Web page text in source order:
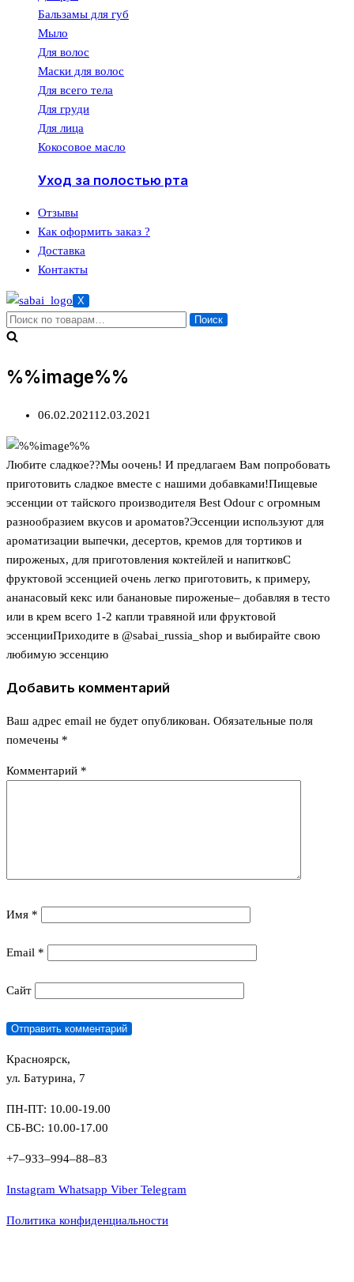
Бальзамы для губ
Мыло
Для волос
Маски для волос
Для всего тела
Для груди
Для лица
Кокосовое масло
Уход за полостью рта
Отзывы
Как оформить заказ ?
Доставка
Контакты
X
Искать: Поиск
%%image%%
06.02.202112.03.2021
Любите сладкое??Мы оочень! И предлагаем Вам попробовать
приготовить сладкое вместе с нашими добавками!Пищевые
эссенции от тайского производителя Best Odour с огромным
разнообразием вкусов и ароматов?Эссенции используют для
ароматизации выпечки, десертов, кремов для тортиков и
пироженых, для приготовления коктейлей и напитковС
фруктовой эссенцией очень легко приготовить, к примеру,
ананасовый кекс или банановые пироженые– добавляя в тесто
или в крем всего 1-2 капли травяной или фруктовой
эссенцииПриходите в @sabai_russia_shop и выбирайте свою
любимую эссенцию
Добавить комментарий
Ваш адрес email не будет опубликован. Обязательные поля
помечены *
Комментарий *
Имя *
Email *
Сайт
Красноярск,
ул. Батурина, 7
ПН-ПТ: 10.00-19.00
СБ-ВС: 10.00-17.00
+7‒933‒994‒88‒83
Instagram Whatsapp Viber Telegram
Политика конфиденциальности